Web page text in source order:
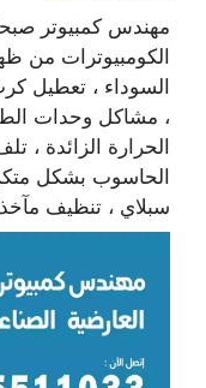
مهندس كمبيوتر
الكومبيوترات من
السوداء ، تعطيل
، مشاكل وحدات
الحرارة الزائدة ،
الحاسوب بشكل
سبلاي ، تنظيف